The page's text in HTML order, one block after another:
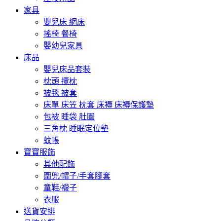
家具
嬰兒床 網床
搖椅 餐椅
嬰幼兒家具
床品
嬰兒床品套裝
枕頭 攬枕
被毯 被套
床單 床笠 枕套 床褥 床褥保護墊
包被 睡袋 肚圍
三角枕 睡眠定位墊
蚊帳
寶寶服飾
其他配飾
圍兜/帽子/手套腳套
童鞋/襪子
衣服
送貨安排